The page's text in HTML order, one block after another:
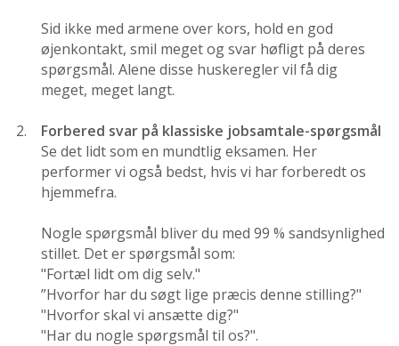
Sid ikke med armene over kors, hold en god
øjenkontakt, smil meget og svar høfligt på deres
spørgsmål. Alene disse huskeregler vil få dig
meget, meget langt.
Forbered svar på klassiske jobsamtale-spørgsmål
Se det lidt som en mundtlig eksamen. Her
performer vi også bedst, hvis vi har forberedt os
hjemmefra.
Nogle spørgsmål bliver du med 99 % sandsynlighed
stillet. Det er spørgsmål som:
"Fortæl lidt om dig selv."
”Hvorfor har du søgt lige præcis denne stilling?"
"Hvorfor skal vi ansætte dig?"
"Har du nogle spørgsmål til os?".